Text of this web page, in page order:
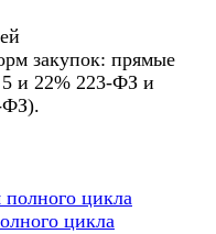
закупок: прямые
и 22% 223-ФЗ и
ФЗ).
цикла